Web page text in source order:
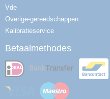
Vde
Overige-gereedschappen
Kalibratieservice
Betaalmethodes